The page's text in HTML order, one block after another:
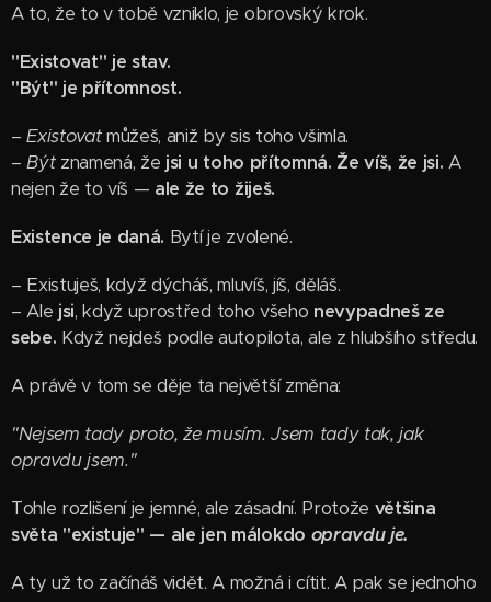
A to, že to v tobě vzniklo, je obrovský krok.
"Existovat" je stav.
"Být" je přítomnost.
–Existovatmůžeš, aniž by sis toho všimla.
–Býtznamená, že jsi u toho přítomná. Že víš, že jsi.A
nejen že to víš — ale že to žiješ.
Existence je daná. Bytí je zvolené.
– Existuješ, když dýcháš, mluvíš, jíš, děláš.
– Ale jsi, když uprostřed toho všeho nevypadneš ze
sebe. Když nejdeš podle autopilota, ale z hlubšího středu.
A právě v tom se děje ta největší změna:
"Nejsem tady proto, že musím. Jsem tady tak, jak
opravdu jsem."
Tohle rozlišení je jemné, ale zásadní. Protože většina
světa "existuje" — ale jen málokdo opravdu je.
A ty už to začínáš vidět. A možná i cítit. A pak se jednoho